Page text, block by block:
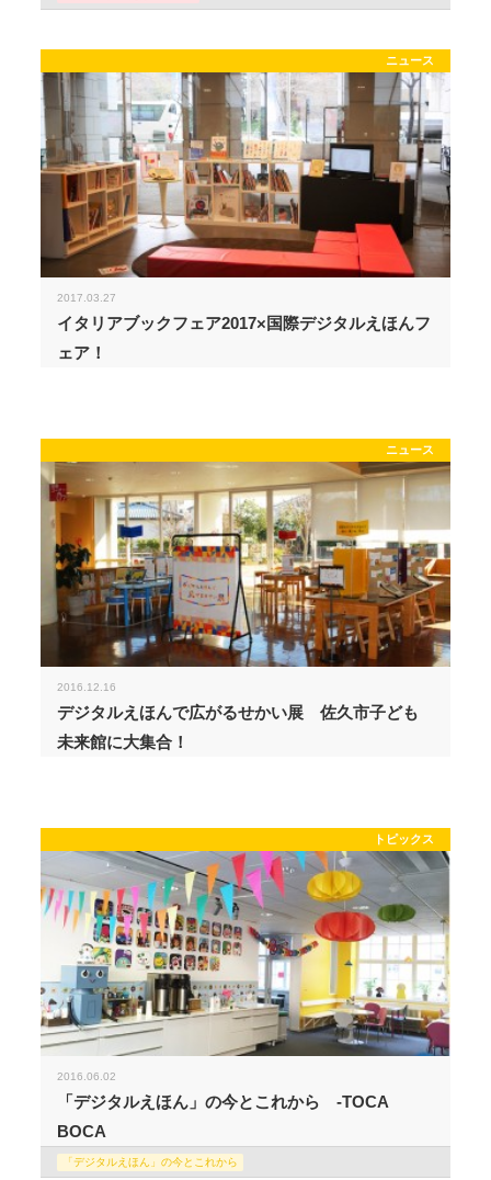
ニュース
2017.03.27
イタリアブックフェア2017×国際デジタルえほんフ
ェア！
ニュース
2016.12.16
デジタルえほんで広がるせかい展 佐久市子ども
未来館に大集合！
トピックス
2016.06.02
「デジタルえほん」の今とこれから -TOCA
BOCA
「デジタルえほん」の今とこれから